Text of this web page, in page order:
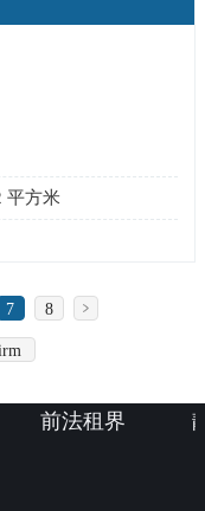
平方米
7 8
前法租界